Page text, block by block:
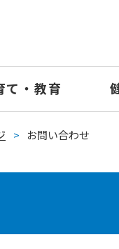
て・教育
> お問い合わせ